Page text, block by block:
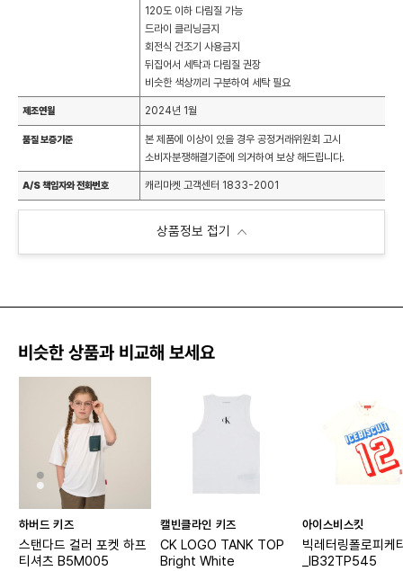
120도 이하 다림질 가능
드라이 클리닝금지
회전식 건조기 사용금지
뒤집어서 세탁과 다림질 권장
비슷한 색상끼리 구분하여 세탁 필요
제조연월 2024년 1월
품질 보증기준
본 제품에 이상이 있을 경우 공정거래위원회 고시
소비자분쟁해결기준에 의거하여 보상 해드립니다.
A/S 책임자와 전화번호 캐리마켓 고객센터 1833-2001
상품정보 접기
비슷한 상품과 비교해 보세요
하버드 키즈
스탠다드 컬러 포켓 하프
티셔츠 B5M005
캘빈클라인 키즈
CK LOGO TANK TOP
Bright White
아이스비스킷
빅레터링폴로피케
_IB32TP545